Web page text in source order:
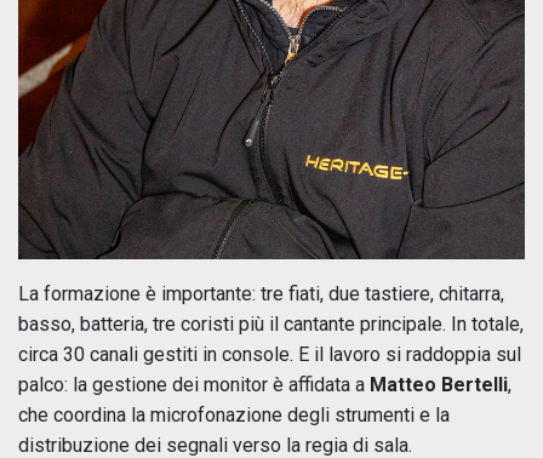
La formazione è importante: tre fiati, due tastiere, chitarra,
basso, batteria, tre coristi più il cantante principale. In totale,
circa 30 canali gestiti in console. E il lavoro si raddoppia sul
palco: la gestione dei monitor è affidata a Matteo Bertelli,
che coordina la microfonazione degli strumenti e la
distribuzione dei segnali verso la regia di sala.